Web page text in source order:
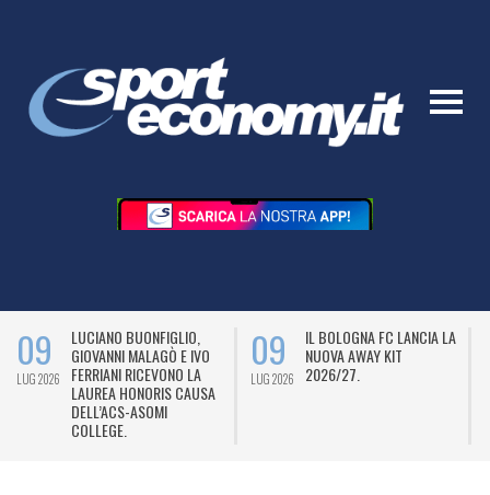
09
LUG 2026
LUCIANO BUONFIGLIO,
GIOVANNI MALAGÒ E IVO
FERRIANI RICEVONO LA
LAUREA HONORIS CAUSA
DELL’ACS-ASOMI
COLLEGE.
09
LUG 2026
IL BOLOGNA FC LANCIA LA
NUOVA AWAY KIT
2026/27.